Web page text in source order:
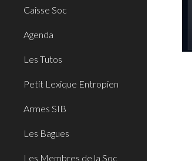
Caisse Soc
Agenda
Les Tutos
Petit Lexique Entropien
Armes SIB
Les Bagues
Les Membres de la Soc